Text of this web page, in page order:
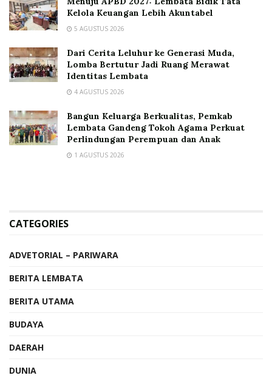
Kelola Keuangan Lebih Akuntabel
5 AGUSTUS 2026
Dari Cerita Leluhur ke Generasi Muda,
Lomba Bertutur Jadi Ruang Merawat
Identitas Lembata
4 AGUSTUS 2026
Bangun Keluarga Berkualitas, Pemkab
Lembata Gandeng Tokoh Agama Perkuat
Perlindungan Perempuan dan Anak
1 AGUSTUS 2026
CATEGORIES
ADVETORIAL – PARIWARA
BERITA LEMBATA
BERITA UTAMA
BUDAYA
DAERAH
DUNIA